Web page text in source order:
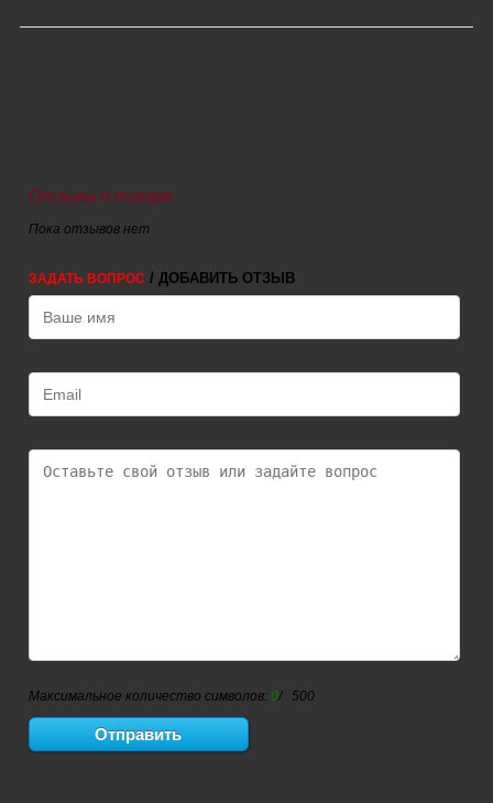
Отзывы о товаре
Пока отзывов нет
ЗАДАТЬ ВОПРОС / ДОБАВИТЬ ОТЗЫВ
Максимальное количество символов: 0/ 500